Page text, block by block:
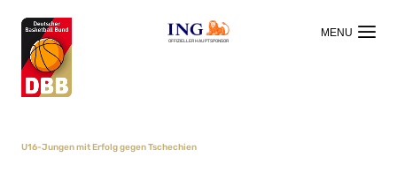
OFFIZIELLER HAUPTSPONSOR
U16-Jungen mit Erfolg gegen Tschechien